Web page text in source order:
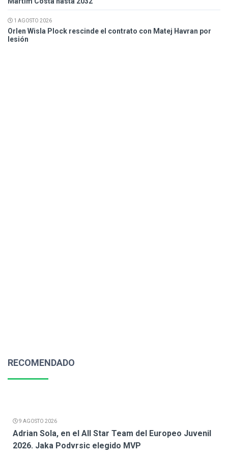
1 AGOSTO 2026
Orlen Wisla Plock rescinde el contrato con Matej Havran por
lesión
RECOMENDADO
9 AGOSTO 2026
Adrian Sola, en el All Star Team del Europeo Juvenil
2026. Jaka Podvrsic elegido MVP